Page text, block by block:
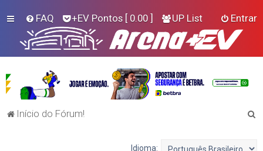
FAQ +EV Pontos [ 0.00 ] UP List Entrar
Início do Fórum!
Idioma: